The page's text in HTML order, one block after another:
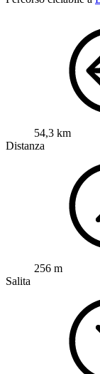
54,3 km
Distanza
256 m
Salita